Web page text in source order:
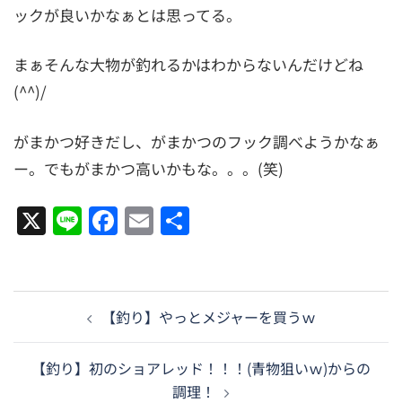
ックが良いかなぁとは思ってる。
まぁそんな大物が釣れるかはわからないんだけどね
(^^)/
がまかつ好きだし、がまかつのフック調べようかなぁ
ー。でもがまかつ高いかもな。。。(笑)
Line Facebook
Email
【釣り】やっとメジャーを買うｗ
【釣り】初のショアレッド！！！(青物狙いｗ)からの
調理！